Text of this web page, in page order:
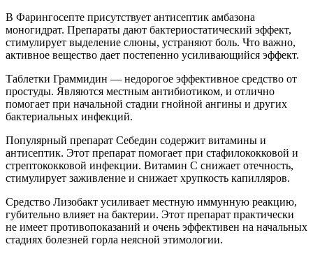
В Фарингосепте присутствует антисептик амбазона
моногидрат. Препараты дают бактериостатический эффект,
стимулирует выделение слюны, устраняют боль. Что важно,
активное вещество дает постепенно усиливающийся эффект.
Таблетки Граммидин — недорогое эффективное средство от
простуды. Являются местным антибиотиком, и отлично
помогает при начальной стадии гнойной ангины и других
бактериальных инфекций.
Популярный препарат Себедин содержит витамины и
антисептик. Этот препарат помогает при стафилококковой и
стрептококковой инфекции. Витамин С снижает отечность,
стимулирует заживление и снижает хрупкость капилляров.
Средство Лизобакт усиливает местную иммунную реакцию,
губительно влияет на бактерии. Этот препарат практически
не имеет противопоказаний и очень эффективен на начальных
стадиях болезней горла неясной этимологии.